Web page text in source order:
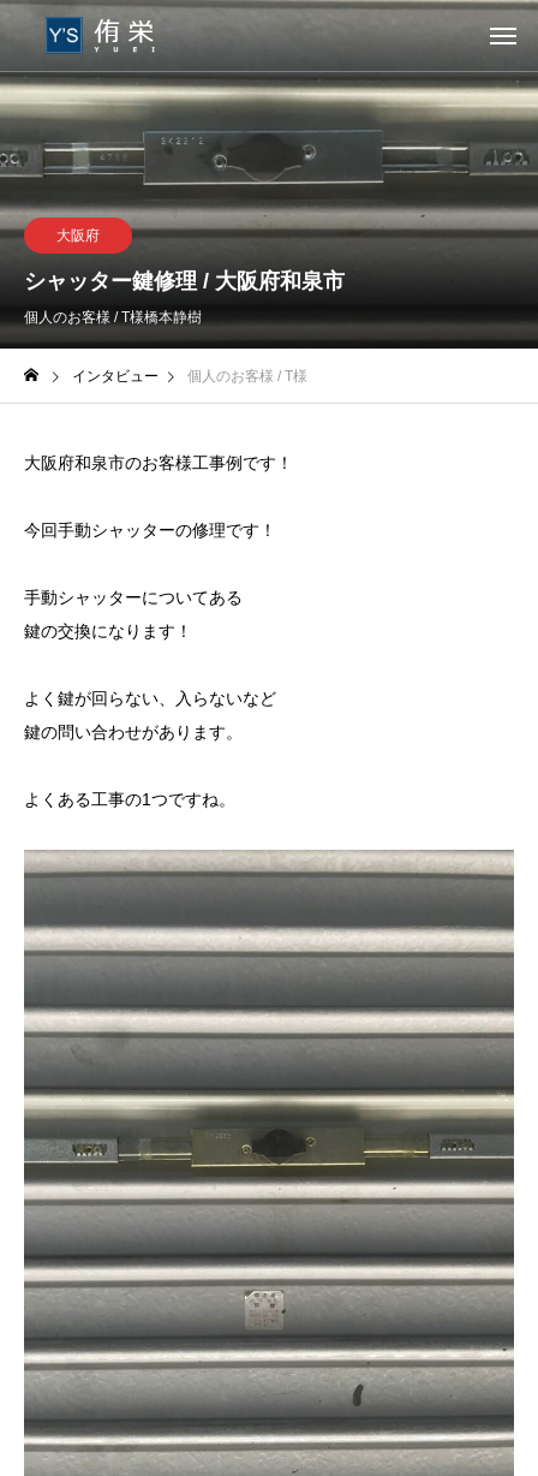
大阪府
シャッター鍵修理 / 大阪府和泉市
個人のお客様 / T様橋本静樹
インタビュー 個人のお客様 / T様
大阪府和泉市のお客様工事例です！
今回手動シャッターの修理です！
手動シャッターについてある
鍵の交換になります！
よく鍵が回らない、入らないなど
鍵の問い合わせがあります。
よくある工事の1つですね。